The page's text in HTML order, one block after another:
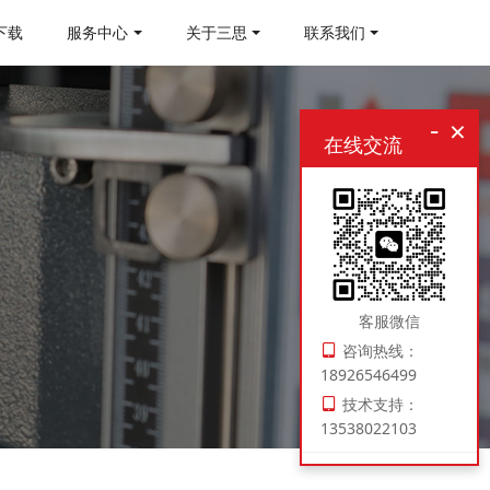
载 服务中心 关于三思 联系我们
×
-
在线交流
客服微信
咨询热线：
18926546499
技术支持：
13538022103